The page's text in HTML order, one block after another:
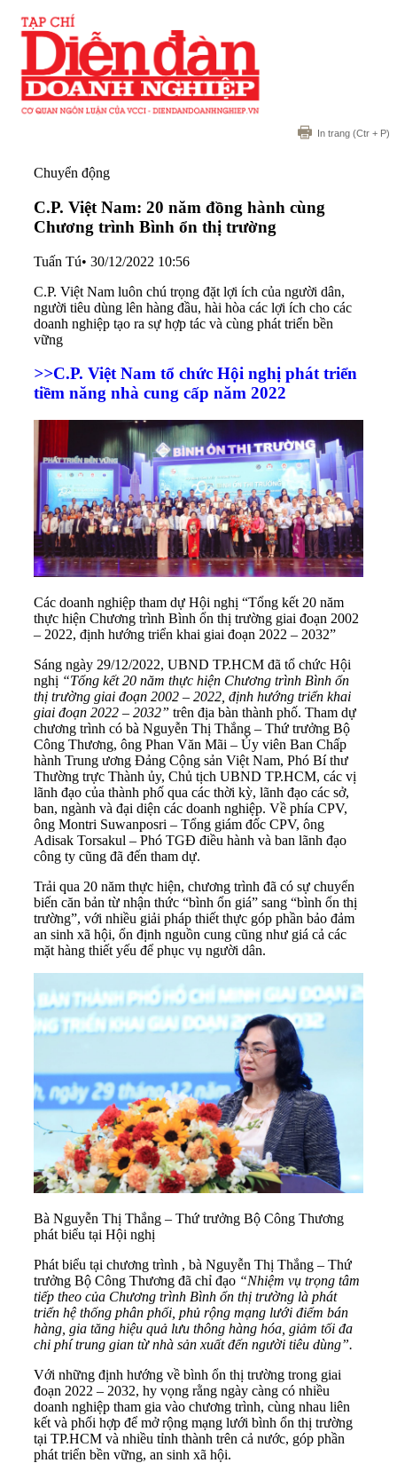
In trang (Ctr + P)
Chuyển động
C.P. Việt Nam: 20 năm đồng hành cùng
Chương trình Bình ổn thị trường
Tuấn Tú• 30/12/2022 10:56
C.P. Việt Nam luôn chú trọng đặt lợi ích của người dân,
người tiêu dùng lên hàng đầu, hài hòa các lợi ích cho các
doanh nghiệp tạo ra sự hợp tác và cùng phát triển bền
vững
>>C.P. Việt Nam tổ chức Hội nghị phát triển
tiềm năng nhà cung cấp năm 2022
Các doanh nghiệp tham dự Hội nghị “Tổng kết 20 năm
thực hiện Chương trình Bình ổn thị trường giai đoạn 2002
– 2022, định hướng triển khai giai đoạn 2022 – 2032”
Sáng ngày 29/12/2022, UBND TP.HCM đã tổ chức Hội
nghị “Tổng kết 20 năm thực hiện Chương trình Bình ổn
thị trường giai đoạn 2002 – 2022, định hướng triển khai
giai đoạn 2022 – 2032” trên địa bàn thành phố. Tham dự
chương trình có bà Nguyễn Thị Thắng – Thứ trưởng Bộ
Công Thương, ông Phan Văn Mãi – Ủy viên Ban Chấp
hành Trung ương Đảng Cộng sản Việt Nam, Phó Bí thư
Thường trực Thành ủy, Chủ tịch UBND TP.HCM, các vị
lãnh đạo của thành phố qua các thời kỳ, lãnh đạo các sở,
ban, ngành và đại diện các doanh nghiệp. Về phía CPV,
ông Montri Suwanposri – Tổng giám đốc CPV, ông
Adisak Torsakul – Phó TGĐ điều hành và ban lãnh đạo
công ty cũng đã đến tham dự.
Trải qua 20 năm thực hiện, chương trình đã có sự chuyển
biến căn bản từ nhận thức “bình ổn giá” sang “bình ổn thị
trường”, với nhiều giải pháp thiết thực góp phần bảo đảm
an sinh xã hội, ổn định nguồn cung cũng như giá cả các
mặt hàng thiết yếu để phục vụ người dân.
Bà Nguyễn Thị Thắng – Thứ trưởng Bộ Công Thương
phát biểu tại Hội nghị
Phát biểu tại chương trình , bà Nguyễn Thị Thắng – Thứ
trưởng Bộ Công Thương đã chỉ đạo “Nhiệm vụ trọng tâm
tiếp theo của Chương trình Bình ổn thị trường là phát
triển hệ thống phân phối, phủ rộng mạng lưới điểm bán
hàng, gia tăng hiệu quả lưu thông hàng hóa, giảm tối đa
chi phí trung gian từ nhà sản xuất đến người tiêu dùng”.
Với những định hướng về bình ổn thị trường trong giai
đoạn 2022 – 2032, hy vọng rằng ngày càng có nhiều
doanh nghiệp tham gia vào chương trình, cùng nhau liên
kết và phối hợp để mở rộng mạng lưới bình ổn thị trường
tại TP.HCM và nhiều tỉnh thành trên cả nước, góp phần
phát triển bền vững, an sinh xã hội.